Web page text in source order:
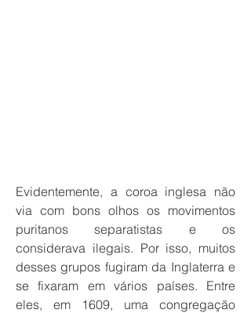
Evidentemente, a coroa inglesa não
via com bons olhos os movimentos
puritanos separatistas e os
considerava ilegais. Por isso, muitos
desses grupos fugiram da Inglaterra e
se fixaram em vários países. Entre
eles, em 1609, uma congregação